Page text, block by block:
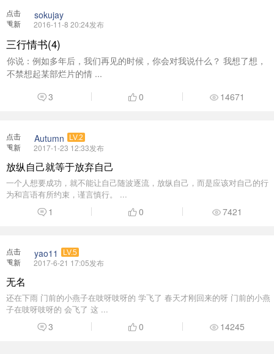
点击
重新
sokujay
2016-11-8 20:24发布
三行情书(4)
你说：例如多年后，我们再见的时候，你会对我说什么？ 我想了想，
不禁想起某部烂片的情 ...
3
0 14671
点击
重新
Autumn LV.2
2017-1-23 12:33发布
放纵自己就等于放弃自己
一个人想要成功，就不能让自己随波逐流，放纵自己，而是应该对自己的行
为和言语有所约束，谨言慎行。 ...
1 0 7421
点击
重新
yao11 LV.5
2017-6-21 17:05发布
无名
还在下雨 门前的小燕子在吱呀吱呀的 学飞了 春天才刚回来的呀 门前的小燕
子在吱呀吱呀的 会飞了 这 ...
3 0 14245